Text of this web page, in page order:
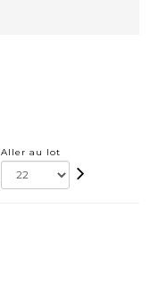
Aller au lot